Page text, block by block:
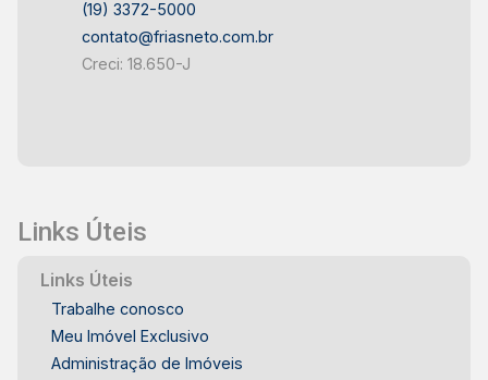
(19) 3372-5000
contato@friasneto.com.br
Creci: 18.650-J
Links Úteis
Links Úteis
Trabalhe conosco
Meu Imóvel Exclusivo
Administração de Imóveis